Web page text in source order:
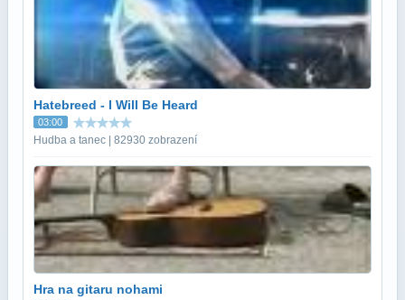
Hatebreed - I Will Be Heard
03:00
Hudba a tanec | 82930 zobrazení
Hra na gitaru nohami